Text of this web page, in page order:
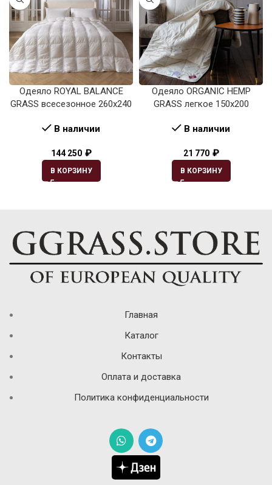
Одеяло ROYAL BALANCE
GRASS всесезонное 260х240
В наличии
144 250 ₽
В КОРЗИНУ
Одеяло ORGANIC HEMP
GRASS легкое 150х200
В наличии
21 770 ₽
В КОРЗИНУ
Главная
Каталог
Контакты
Оплата и доставка
Политика конфиденциальности